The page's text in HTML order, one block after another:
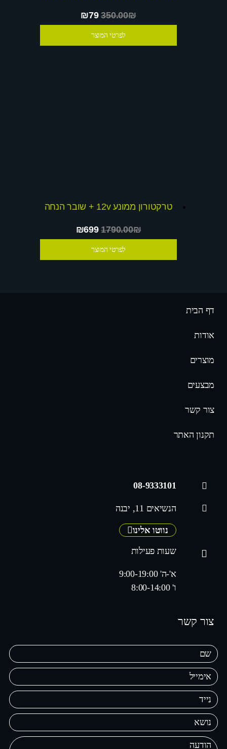
₪79350.00₪
לפרטי המוצר
טרקטורון ממונע 12v + שובר הנחה
₪6991790.00₪
לפרטי המוצר
דף הבית
אודות
מוצרים
מבצעים
צור קשר
תקנון האתר
08-9333101
הנשיאים 11, יבנה
נווטו אלינו
שעות פעילות
א'-ה' 9:00-19:00
ו' 8:00-14:00
צור קשר